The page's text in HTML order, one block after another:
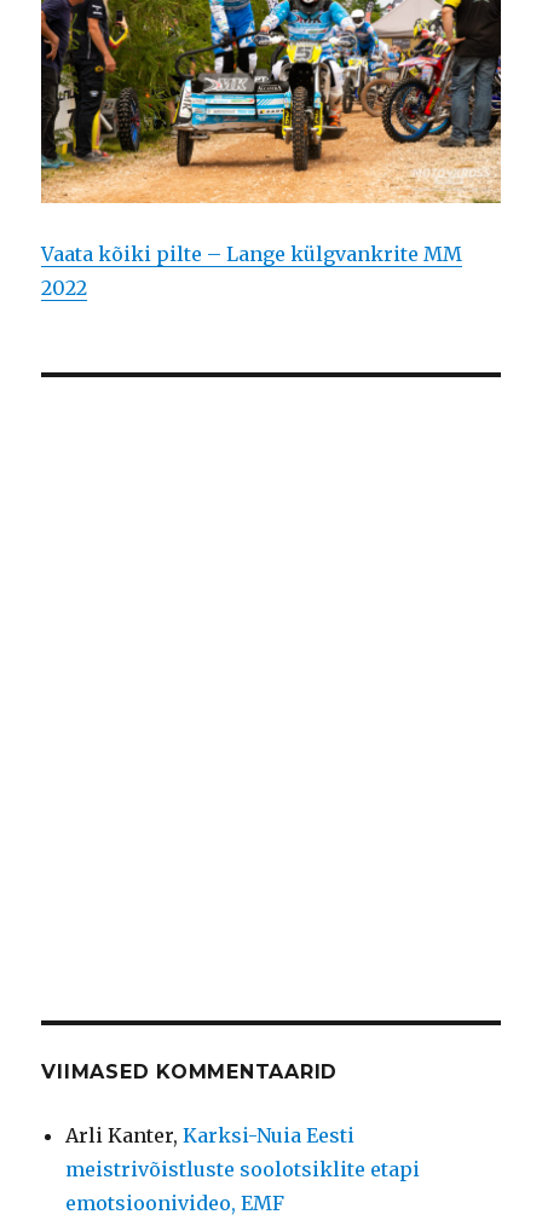
Vaata kõiki pilte – Lange külgvankrite MM
2022
VIIMASED KOMMENTAARID
Arli Kanter,Karksi-Nuia Eesti
meistrivõistluste soolotsiklite etapi
emotsioonivideo, EMF